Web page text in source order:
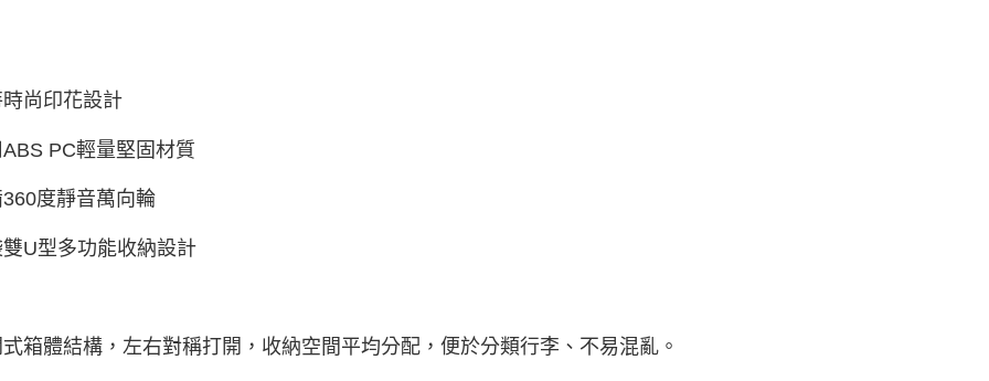
時尚印花設計
ABS PC輕量堅固材質
360度靜音萬向輪
雙U型多功能收納設計
式箱體結構，左右對稱打開，收納空間平均分配，便於分類行李、不易混亂。